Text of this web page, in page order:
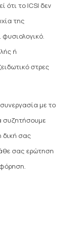
ότι το ICSI δεν
της
ή
στρες
με το
συζητήσουμε
δική σας
σας ερώτηση